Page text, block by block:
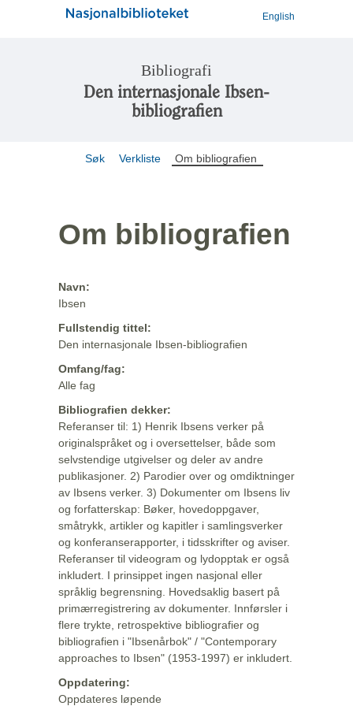
English
Bibliografi
Den internasjonale Ibsen-
bibliografien
Søk Verkliste Om bibliografien
Om bibliografien
Navn:
Ibsen
Fullstendig tittel:
Den internasjonale Ibsen-bibliografien
Omfang/fag:
Alle fag
Bibliografien dekker:
Referanser til: 1) Henrik Ibsens verker på
originalspråket og i oversettelser, både som
selvstendige utgivelser og deler av andre
publikasjoner. 2) Parodier over og omdiktninger
av Ibsens verker. 3) Dokumenter om Ibsens liv
og forfatterskap: Bøker, hovedoppgaver,
småtrykk, artikler og kapitler i samlingsverker
og konferanserapporter, i tidsskrifter og aviser.
Referanser til videogram og lydopptak er også
inkludert. I prinsippet ingen nasjonal eller
språklig begrensning. Hovedsaklig basert på
primærregistrering av dokumenter. Innførsler i
flere trykte, retrospektive bibliografier og
bibliografien i "Ibsenårbok" / "Contemporary
approaches to Ibsen" (1953-1997) er inkludert.
Oppdatering:
Oppdateres løpende